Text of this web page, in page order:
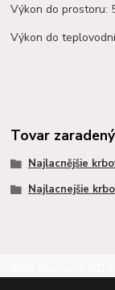
Výkon do prostoru:
Výkon do
Tovar
Najlacnějšie
Najlacnejšie